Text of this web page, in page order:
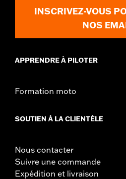
INSCRIVEZ-VOUS
NOS
APPRENDRE À PILOTER
Formation moto
SOUTIEN À LA CLIENTÈLE
Nous contacter
Suivre une commande
Expédition et livraison